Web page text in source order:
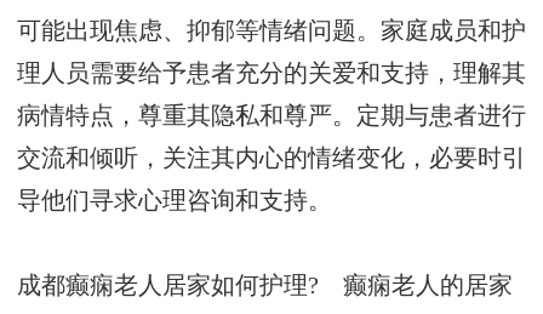
可能出现焦虑、抑郁等情绪问题。家庭成员和护
理人员需要给予患者充分的关爱和支持，理解其
病情特点，尊重其隐私和尊严。定期与患者进行
交流和倾听，关注其内心的情绪变化，必要时引
导他们寻求心理咨询和支持。
成都癫痫老人居家如何护理? 癫痫老人的居家